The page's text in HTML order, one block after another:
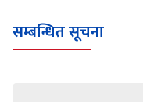
सम्बन्धित सूचना